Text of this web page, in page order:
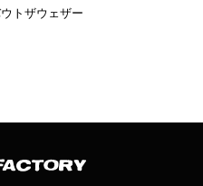
トザウェザー